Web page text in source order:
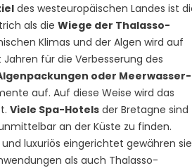
des westeuropäischen Landes ist
als die Wiege der Thalasso-
Klimas und der Algen wird auf
für die Verbesserung des
oder Meerwasser-
auf. Auf diese Weise wird das
Viele Spa-Hotels der Bretagne sind
an der Küste zu finden.
luxuriös eingerichtet gewähren sie
als auch Thalasso-